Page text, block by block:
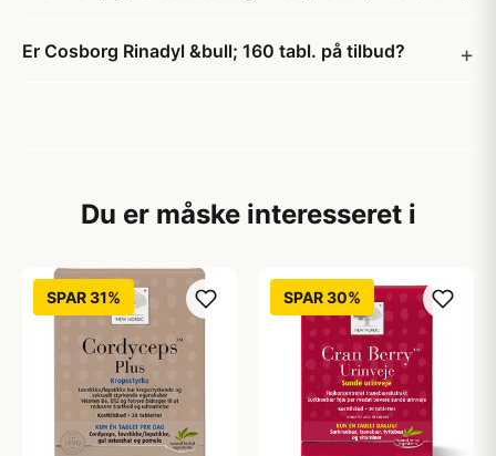
Er Cosborg Rinadyl &bull; 160 tabl. på tilbud?
Du er måske interesseret i
SPAR 31% SPAR 30%